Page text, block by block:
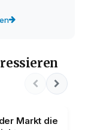
Markt die